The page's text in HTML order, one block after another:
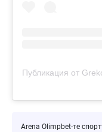
Arena Olimpbet-те